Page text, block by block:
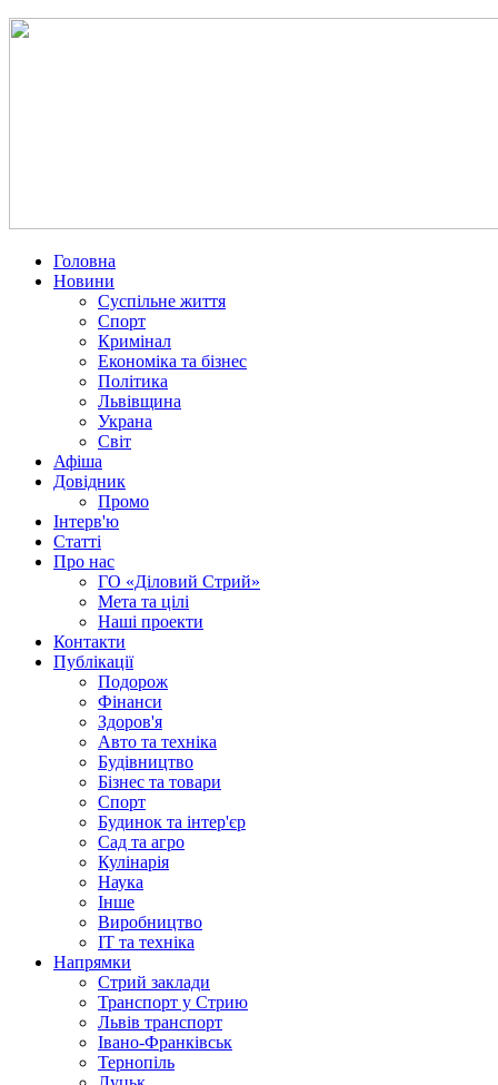
Головна
Новини
Суспільне життя
Спорт
Кримінал
Економіка та бізнес
Політика
Львівщина
Украна
Світ
Афіша
Довідник
Промо
Інтерв'ю
Статті
Про нас
ГО «Діловий Стрий»
Мета та цілі
Наші проекти
Контакти
Публікації
Подорож
Фінанси
Здоров'я
Авто та техніка
Будівництво
Бізнес та товари
Спорт
Будинок та інтер'єр
Сад та агро
Кулінарія
Наука
Інше
Виробництво
IT та техніка
Напрямки
Стрий заклади
Транспорт у Стрию
Львів транспорт
Івано-Франківськ
Тернопіль